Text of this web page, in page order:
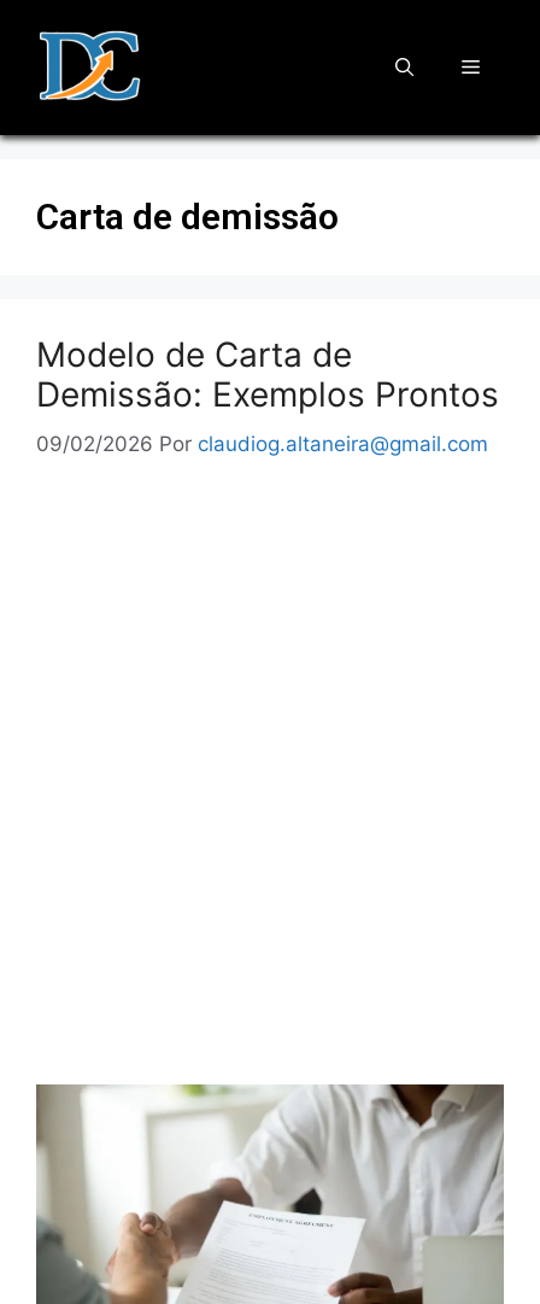
Carta de demissão
Modelo de Carta de
Demissão: Exemplos Prontos
09/02/2026 Por claudiog.altaneira@gmail.com